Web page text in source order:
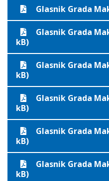
Glasnik Grada
Glasnik Grada
kB)
Glasnik Grada
kB)
Glasnik Grada
kB)
Glasnik Grada
kB)
Glasnik Grada
kB)